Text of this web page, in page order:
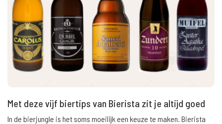
Met deze vijf biertips van Bierista zit je altijd goed
In de bierjungle is het soms moeilijk een keuze te maken. Bierista